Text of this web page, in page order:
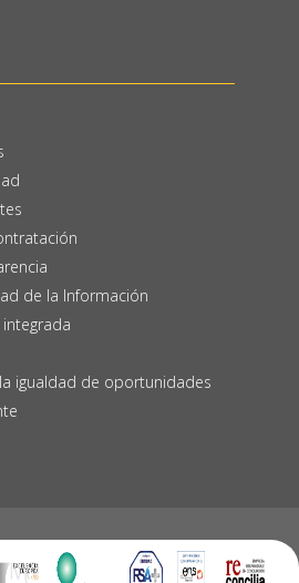
de la Información
igualdad de oportunidades